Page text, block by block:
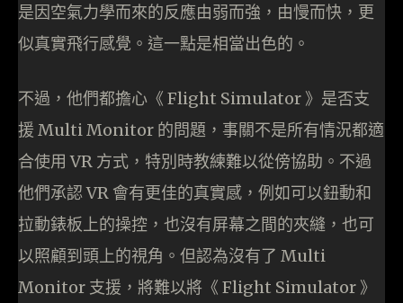
是因空氣力學而來的反應由弱而強，由慢而快，更
似真實飛行感覺。這一點是相當出色的。
不過，他們都擔心《 Flight Simulator 》是否支
援 Multi Monitor 的問題，事關不是所有情況都適
合使用 VR 方式，特別時教練難以從傍協助。不過
他們承認 VR 會有更佳的真實感，例如可以鈕動和
拉動錶板上的操控，也沒有屏幕之間的夾縫，也可
以照顧到頭上的視角。但認為沒有了 Multi
Monitor 支援，將難以將《 Flight Simulator 》